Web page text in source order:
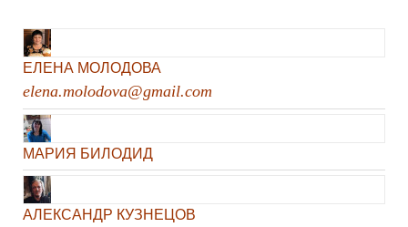
ЕЛЕНА МОЛОДОВА
elena.molodova@gmail.com
МАРИЯ БИЛОДИД
АЛЕКСАНДР КУЗНЕЦОВ